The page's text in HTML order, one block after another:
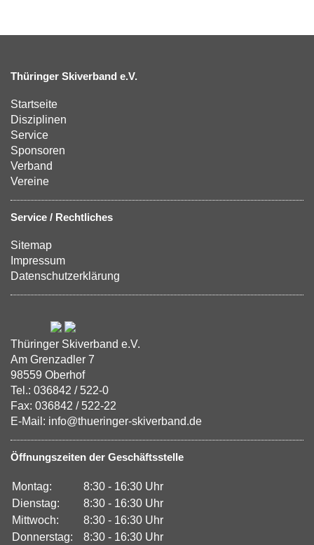
Thüringer Skiverband e.V.
Startseite
Disziplinen
Service
Sponsoren
Verband
Vereine
Service / Rechtliches
Sitemap
Impressum
Datenschutzerklärung
Thüringer Skiverband e.V.
Am Grenzadler 7
98559 Oberhof
Tel.: 036842 / 522-0
Fax: 036842 / 522-22
E-Mail: info@thueringer-skiverband.de
Öffnungszeiten der Geschäftsstelle
Montag:
8:30 - 16:30 Uhr
Dienstag:
8:30 - 16:30 Uhr
Mittwoch:
8:30 - 16:30 Uhr
Donnerstag:
8:30 - 16:30 Uhr